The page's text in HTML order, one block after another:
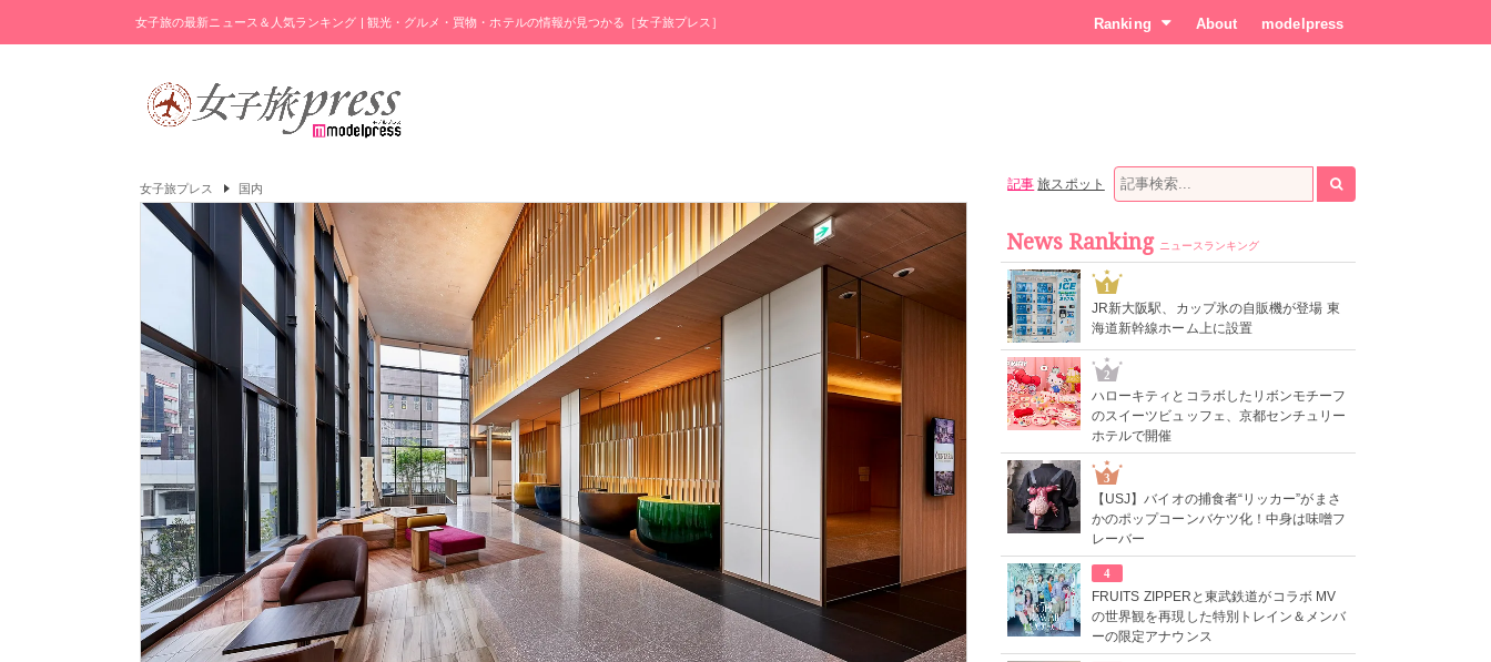
女子旅の最新ニュース＆人気ランキング | 観光・グルメ・買物・ホテルの情報が見つかる［女子旅プレス］ Ranking About modelpress
女子旅プレス 国内 記事 旅スポット
News Ranking ニュースランキング
1
JR新大阪駅、カップ氷の自販機が登場 東
海道新幹線ホーム上に設置
2
ハローキティとコラボしたリボンモチーフ
のスイーツビュッフェ、京都センチュリー
ホテルで開催
3
【USJ】バイオの捕食者“リッカー”がまさ
かのポップコーンバケツ化！中身は味噌フ
レーバー
4
FRUITS ZIPPERと東武鉄道がコラボ MV
の世界観を再現した特別トレイン＆メンバ
ーの限定アナウンス